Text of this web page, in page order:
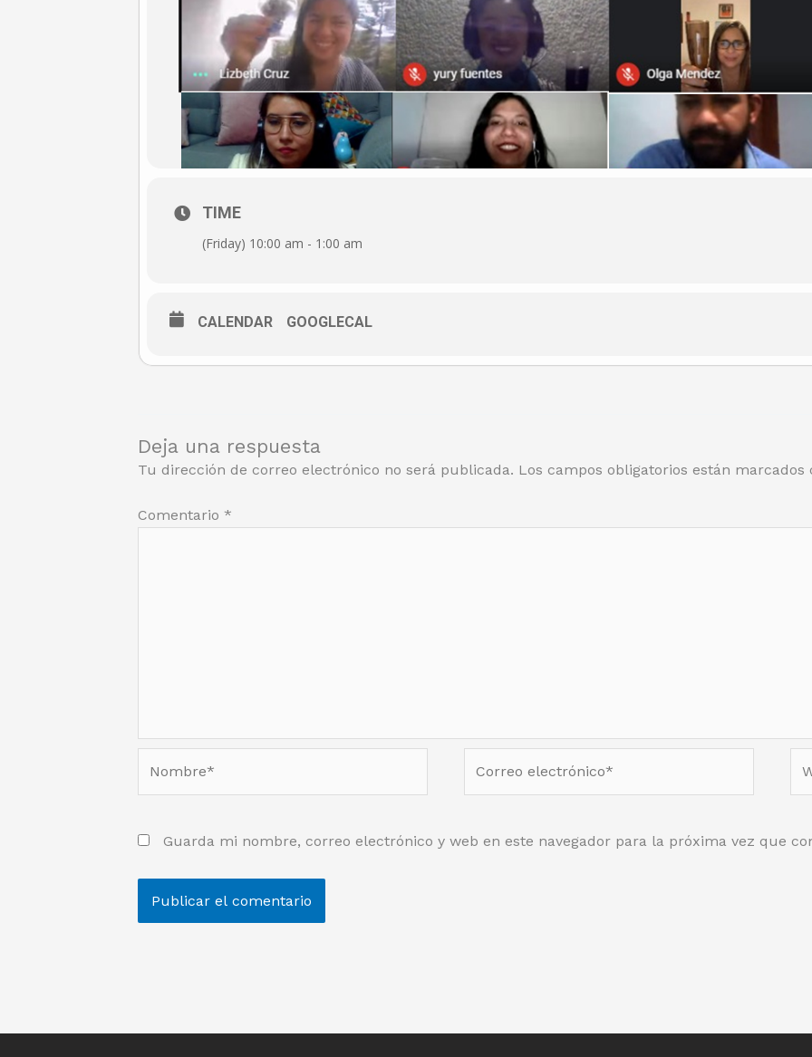
TIME
(Friday) 10:00 am - 1:00 am
CALENDAR GOOGLECAL
Deja una respuesta
Tu dirección de correo electrónico no será publicada. Los campos obligatorios están marcados
Comentario *
Guarda mi nombre, correo electrónico y web en este navegador para la próxima vez que